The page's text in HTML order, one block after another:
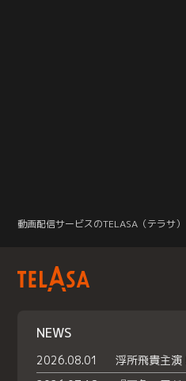
動画配信サービスのTELASA（テラサ）
NEWS
2026.08.01